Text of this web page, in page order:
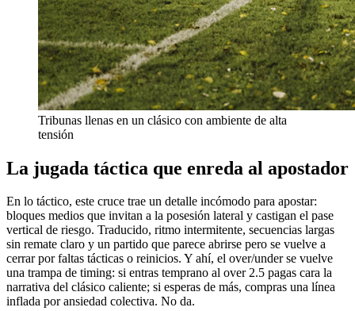
Tribunas llenas en un clásico con ambiente de alta
tensión
La jugada táctica que enreda al apostador
En lo táctico, este cruce trae un detalle incómodo para apostar:
bloques medios que invitan a la posesión lateral y castigan el pase
vertical de riesgo. Traducido, ritmo intermitente, secuencias largas
sin remate claro y un partido que parece abrirse pero se vuelve a
cerrar por faltas tácticas o reinicios. Y ahí, el over/under se vuelve
una trampa de timing: si entras temprano al over 2.5 pagas cara la
narrativa del clásico caliente; si esperas de más, compras una línea
inflada por ansiedad colectiva. No da.